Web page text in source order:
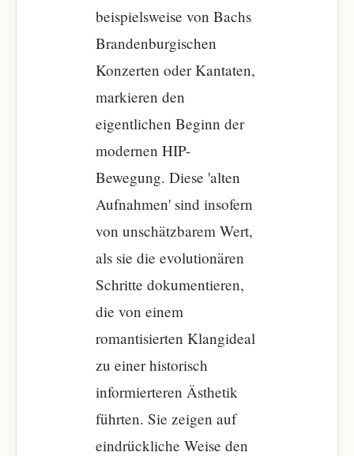
beispielsweise von Bachs
Brandenburgischen
Konzerten oder Kantaten,
markieren den
eigentlichen Beginn der
modernen HIP-
Bewegung. Diese 'alten
Aufnahmen' sind insofern
von unschätzbarem Wert,
als sie die evolutionären
Schritte dokumentieren,
die von einem
romantisierten Klangideal
zu einer historisch
informierteren Ästhetik
führten. Sie zeigen auf
eindrückliche Weise den